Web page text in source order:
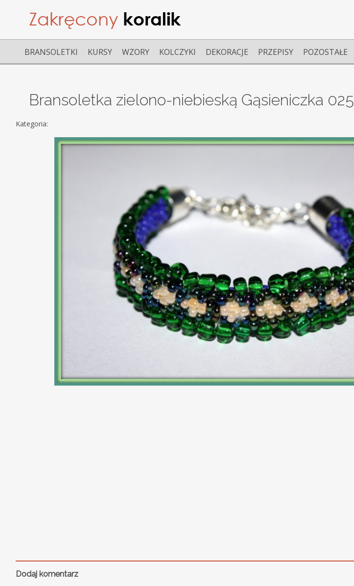
BRANSOLETKI KURSY WZORY KOLCZYKI DEKORACJE PRZEPISY POZOSTAŁE
Bransoletka zielono-niebieską Gąsieniczka 025
Kategoria:
Dodaj komentarz